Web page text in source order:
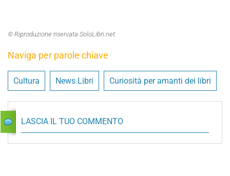
© Riproduzione riservata SoloLibri.net
Naviga per parole chiave
Cultura News Libri Curiosità per amanti dei libri
LASCIA IL TUO COMMENTO